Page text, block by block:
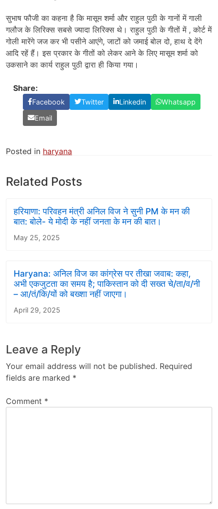
सुभाष फौजी का कहना है कि मासूम शर्मा और राहुल पुठी के गानों में गाली
गलौज के लिरिक्स सबसे ज्यादा लिरिक्स थे। राहुल पुठी के गीतों में , कोर्ट में
गोली मारेंगे जज कर भी पसीने आएंगे, जाटों को जमाई बोल दो, हाथ दे देंगे
आदि रहें हैं। इस प्रकार के गीतों को लेकर आने के लिए मासूम शर्मा को
उकसाने का कार्य राहुल पुठी द्वारा ही किया गया।
Share:
Facebook Twitter Linkedin
Whatsapp
Email
Posted in haryana
Related Posts
हरियाणा: परिवहन मंत्री अनिल विज ने सुनी PM के मन की
बात: बोले- ये मोदी के नहीं जनता के मन की बात।
May 25, 2025
Haryana: अनिल विज का कांग्रेस पर तीखा जवाब: कहा,
अभी एकजुटता का समय है; पाकिस्तान को दी सख्त चे/ता/व/नी
– आ/तं/कि/यों को बख्शा नहीं जाएगा।
April 29, 2025
Leave a Reply
Your email address will not be published. Required
fields are marked *
Comment *